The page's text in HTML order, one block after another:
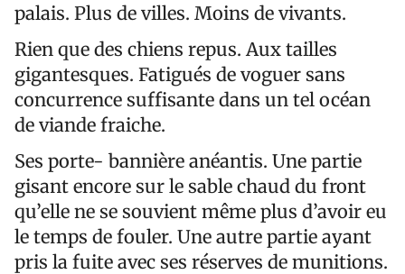
palais. Plus de villes. Moins de vivants.
Rien que des chiens repus. Aux tailles
gigantesques. Fatigués de voguer sans
concurrence suffisante dans un tel océan
de viande fraiche.
Ses porte- bannière anéantis. Une partie
gisant encore sur le sable chaud du front
qu’elle ne se souvient même plus d’avoir eu
le temps de fouler. Une autre partie ayant
pris la fuite avec ses réserves de munitions.